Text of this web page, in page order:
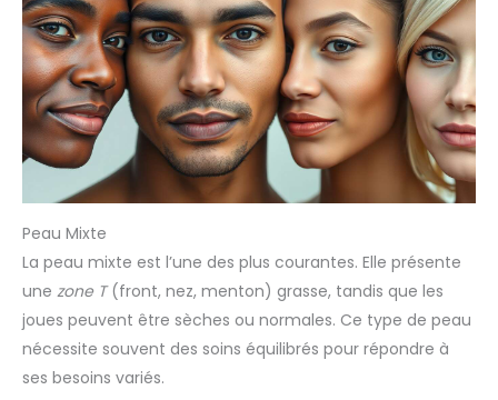
Peau Mixte
La peau mixte est l’une des plus courantes. Elle présente
une zone T(front, nez, menton) grasse, tandis que les
joues peuvent être sèches ou normales. Ce type de peau
nécessite souvent des soins équilibrés pour répondre à
ses besoins variés.